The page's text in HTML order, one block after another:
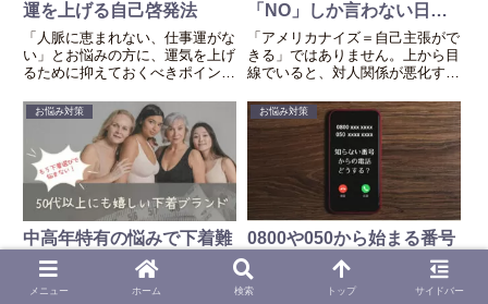
運を上げる自己啓発法
「人脈に恵まれない、仕事運がな
い」とお悩みの方に、運気を上げ
るために抑えておくべきポイント
うかのテストをご紹介します。
「NO」しか言わない日本
人の問題点
「アメリカナイズ＝自己主張がで
きる」ではありません。上から目
線でいると、対人関係が悪化する
お悩み対策
中高年特有の悩みで下着難
民になっている50代以上の
女性たちにおすすめの下着
お悩み対策
0800や050から始まる番号
は迷惑電話？怪しい電話の
見分け方とiPhoneと固定
メニュー ホーム 検索 トップ サイドバー